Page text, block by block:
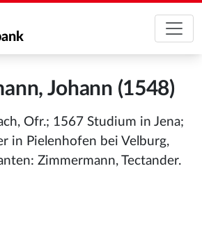
Johann (1548)
Ofr.; 1567 Studium in Jena;
in Pielenhofen bei Velburg,
Zimmermann, Tectander.